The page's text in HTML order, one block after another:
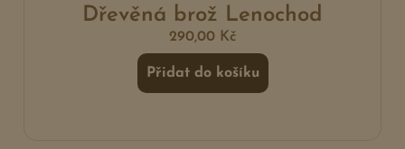
Dřevěná brož Lenochod
290,00 Kč
Přidat do košíku